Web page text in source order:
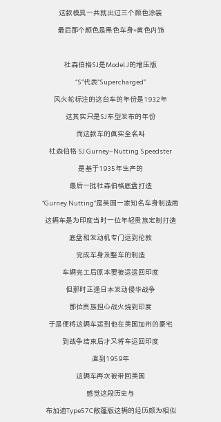
这款模具一共就出过三个颜色涂装
最后那个颜色是黑色车身+黄色内饰
杜森伯格SJ是Model J的增压版
“S”代表“Supercharged”
风火轮标注的这台车的年份是1932年
这其实只是SJ车型发布的年份
而这款车的真实全名叫
杜森伯格 SJ Gurney-Nutting Speedster
是基于1935年生产的
最后一批杜森伯格底盘打造
“Gurney Nutting”是英国一家知名车身制造商
这辆车是为印度当时一位年轻贵族定制打造
底盘和发动机专门运到伦敦
完成车身及整车的制造
车辆完工后原本要被运送回印度
但那时正逢日本发动侵华战争
那位贵族担心战火烧到印度
于是便将这辆车运到他在美国加州的豪宅
到战争结束后才又将车运回印度
直到1959年
这辆车再次被带回美国
感觉这段历史与
布加迪Type57C敞篷版这辆的经历颇为相似